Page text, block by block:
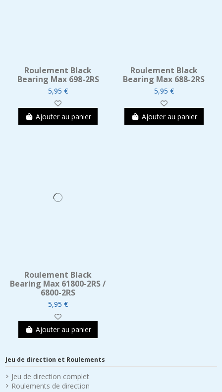
Roulement Black
Bearing Max 698-2RS
5,95 €
Ajouter au panier
Roulement Black
Bearing Max 688-2RS
5,95 €
Ajouter au panier
Roulement Black
Bearing Max 61800-2RS /
6800-2RS
5,95 €
Ajouter au panier
Jeu de direction et Roulements
Jeu de direction complet
Roulements de direction